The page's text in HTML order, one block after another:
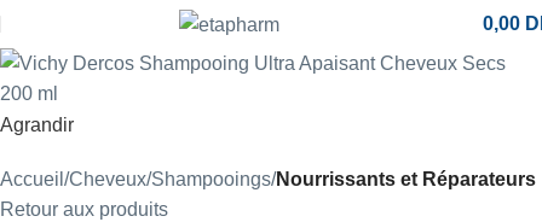
0,00
Agrandir
Accueil Cheveux Shampooings Nourrissants et Réparateurs
Retour aux produits